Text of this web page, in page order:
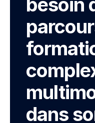
dans